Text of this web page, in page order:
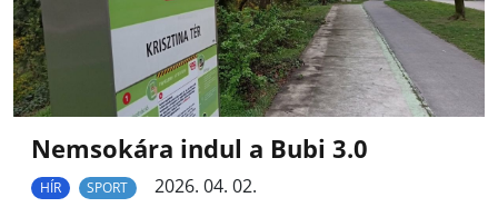
Nemsokára indul a Bubi 3.0
HÍR SPORT
2026. 04. 02.